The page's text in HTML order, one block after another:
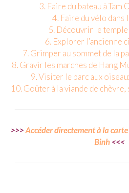
Kyoto
Mont Fuji
Nikko
Tokyo
Malaisie
Penang
3. Faire du bateau à Tam
4. Faire du vélo dans
5. Découvrir le
6. Explorer l’ancienne
7. Grimper au sommet de la
8. Gravir les marches de Hang
9. Visiter le parc aux
10. Goûter à la viande de
>>>Accéder directement à la
Binh<<<